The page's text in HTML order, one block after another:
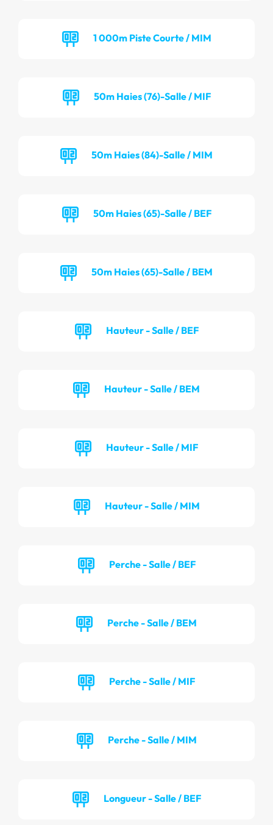
1 000m Piste Courte / MIM
50m Haies (76)-Salle / MIF
50m Haies (84)-Salle / MIM
50m Haies (65)-Salle / BEF
50m Haies (65)-Salle / BEM
Hauteur - Salle / BEF
Hauteur - Salle / BEM
Hauteur - Salle / MIF
Hauteur - Salle / MIM
Perche - Salle / BEF
Perche - Salle / BEM
Perche - Salle / MIF
Perche - Salle / MIM
Longueur - Salle / BEF